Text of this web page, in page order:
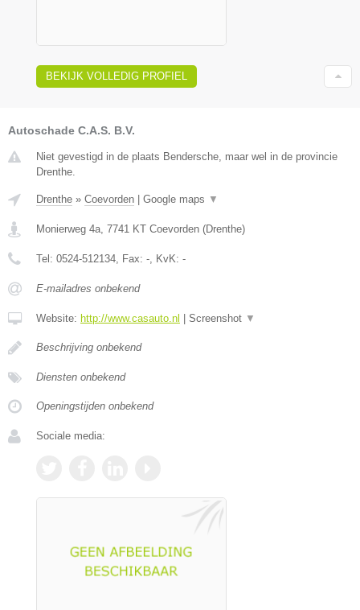
BEKIJK VOLLEDIG PROFIEL
Autoschade C.A.S. B.V.
Niet gevestigd in de plaats Bendersche, maar wel in de provincie
Drenthe.
Drenthe » Coevorden Google maps ▼
Monierweg 4a 7741 KT Coevorden (Drenthe)
Tel: 0524-512134 , Fax: - , KvK: -
E-mailadres onbekend
Website: http://www.casauto.nl Screenshot ▼
Beschrijving onbekend
Diensten onbekend
Openingstijden onbekend
Sociale media: